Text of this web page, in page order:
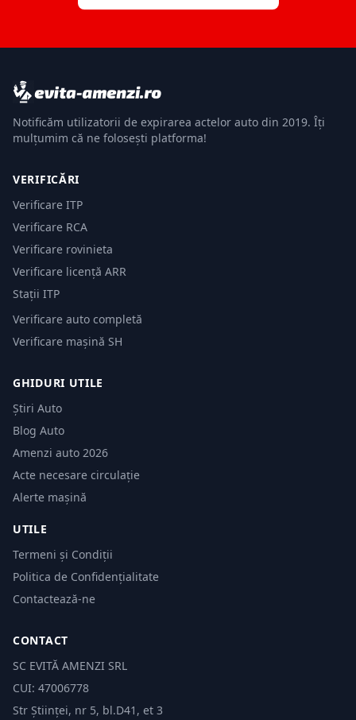
Notificăm utilizatorii de expirarea actelor auto din 2019. Îți
mulțumim că ne folosești platforma!
VERIFICĂRI
Verificare ITP
Verificare RCA
Verificare rovinieta
Verificare licență ARR
Stații ITP
Verificare auto completă
Verificare mașină SH
GHIDURI UTILE
Știri Auto
Blog Auto
Amenzi auto 2026
Acte necesare circulație
Alerte mașină
UTILE
Termeni și Condiții
Politica de Confidențialitate
Contactează-ne
CONTACT
SC EVITĂ AMENZI SRL
CUI: 47006778
Str Științei, nr 5, bl.D41, et 3